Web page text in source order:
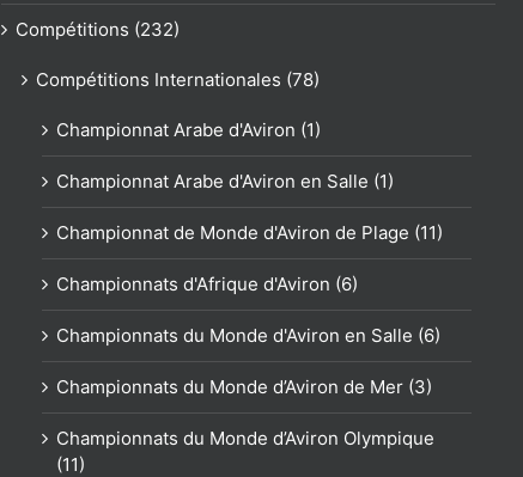
Compétitions (232)
Compétitions Internationales (78)
Championnat Arabe d'Aviron (1)
Championnat Arabe d'Aviron en Salle (1)
Championnat de Monde d'Aviron de Plage (11)
Championnats d'Afrique d'Aviron (6)
Championnats du Monde d'Aviron en Salle (6)
Championnats du Monde d’Aviron de Mer (3)
Championnats du Monde d’Aviron Olympique
(11)